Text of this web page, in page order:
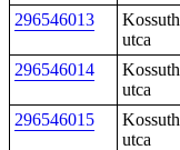
296546013
Kossuth
utca
296546014
Kossuth
utca
296546015
Kossuth
utca